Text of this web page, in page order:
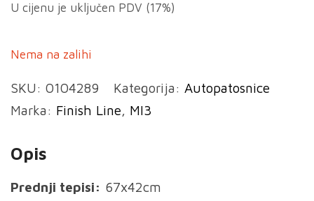
U cijenu je uključen PDV (17%)
Nema na zalihi
SKU: 0104289 Kategorija: Autopatosnice
Marka: Finish Line, MI3
Opis
Prednji tepisi: 67x42cm